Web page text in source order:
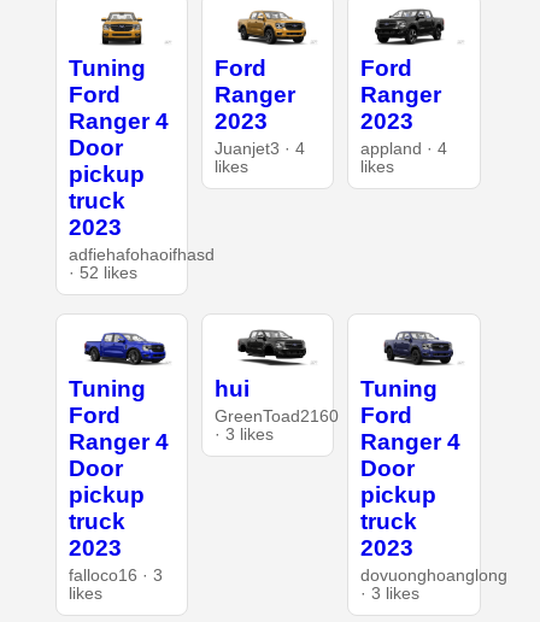
Tuning
Ford
Ranger 4
Door
pickup
truck
2023
adfiehafohaoifhasd
· 52 likes
Ford
Ranger
2023
Juanjet3 · 4
likes
Ford
Ranger
2023
appland · 4
likes
Tuning
Ford
Ranger 4
Door
pickup
truck
2023
falloco16 · 3
likes
hui
GreenToad2160
· 3 likes
Tuning
Ford
Ranger 4
Door
pickup
truck
2023
dovuonghoanglong
· 3 likes